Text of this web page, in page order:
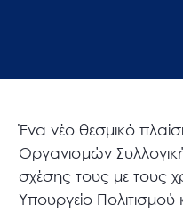
Ένα νέο θεσμικό
Οργανισμών
σχέσης τους με τους
Υπουργείο